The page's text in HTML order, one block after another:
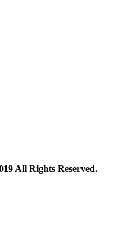
All Rights Reserved.